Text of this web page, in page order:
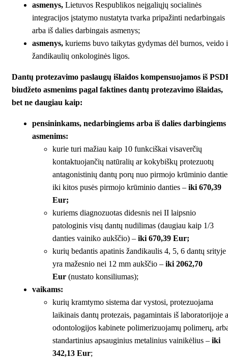
asmenys, Lietuvos Respublikos neįgaliųjų socialinės
integracijos įstatymo nustatyta tvarka pripažinti nedarbingais
arba iš dalies darbingais asmenys;
asmenys, kuriems buvo taikytas gydymas dėl burnos, veido
žandikaulių onkologinės ligos.
Dantų protezavimo paslaugų išlaidos kompensuojamos iš
biudžeto asmenims pagal faktines dantų protezavimo išlaidas,
bet ne daugiau kaip:
pensininkams, nedarbingiems arba iš dalies darbingiems
asmenims:
kurie turi mažiau kaip 10 funkciškai visaverčių
kontaktuojančių natūralių ar kokybiškų protezuotų
antagonistinių dantų porų nuo pirmojo krūminio
iki kitos pusės pirmojo krūminio danties – iki 670,39
Eur;
kuriems diagnozuotas didesnis nei II laipsnio
patologinis visų dantų nudilimas (daugiau kaip 1/3
danties vainiko aukščio) – iki 670,39 Eur;
kurių bedantis apatinis žandikaulis 4, 5, 6 dantų srityje
yra mažesnio nei 12 mm aukščio – iki 2062,70
Eur (nustato konsiliumas);
vaikams:
kurių kramtymo sistema dar vystosi, protezuojama
laikinais dantų protezais, pagamintais iš laboratorijoje
odontologijos kabinete polimerizuojamų polimerų,
standartinius apsauginius metalinius vainikėlius – iki
342,13 Eur;